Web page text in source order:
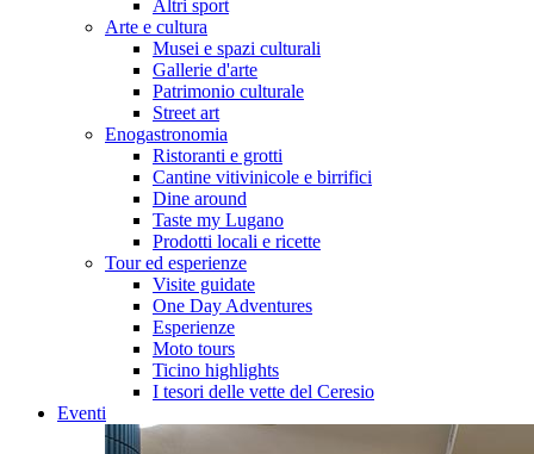
Altri sport
Arte e cultura
Musei e spazi culturali
Gallerie d'arte
Patrimonio culturale
Street art
Enogastronomia
Ristoranti e grotti
Cantine vitivinicole e birrifici
Dine around
Taste my Lugano
Prodotti locali e ricette
Tour ed esperienze
Visite guidate
One Day Adventures
Esperienze
Moto tours
Ticino highlights
I tesori delle vette del Ceresio
Eventi